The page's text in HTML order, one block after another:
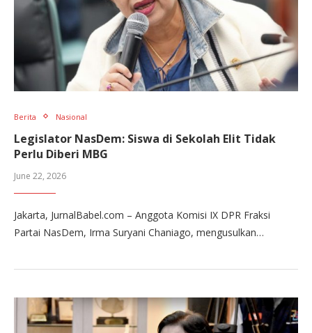
Berita Nasional
Legislator NasDem: Siswa di Sekolah Elit Tidak
Perlu Diberi MBG
June 22, 2026
Jakarta, JurnalBabel.com – Anggota Komisi IX DPR Fraksi
Partai NasDem, Irma Suryani Chaniago, mengusulkan…